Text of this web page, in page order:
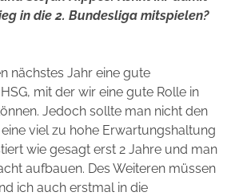
in die 2. Bundesliga mitspielen?
nächstes Jahr eine gute
mit der wir eine gute Rolle in
Jedoch sollte man nicht den
viel zu hohe Erwartungshaltung
wie gesagt erst 2 Jahre und man
aufbauen. Des Weiteren müssen
ich auch erstmal in die